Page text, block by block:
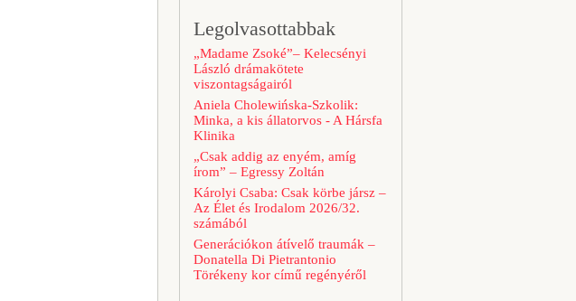
Legolvasottabbak
„Madame Zsoké”– Kelecsényi
László drámakötete
viszontagságairól
Aniela Cholewińska-Szkolik:
Minka, a kis állatorvos - A Hársfa
Klinika
„Csak addig az enyém, amíg
írom” – Egressy Zoltán
Károlyi Csaba: Csak körbe jársz –
Az Élet és Irodalom 2026/32.
számából
Generációkon átívelő traumák –
Donatella Di Pietrantonio
Törékeny kor című regényéről